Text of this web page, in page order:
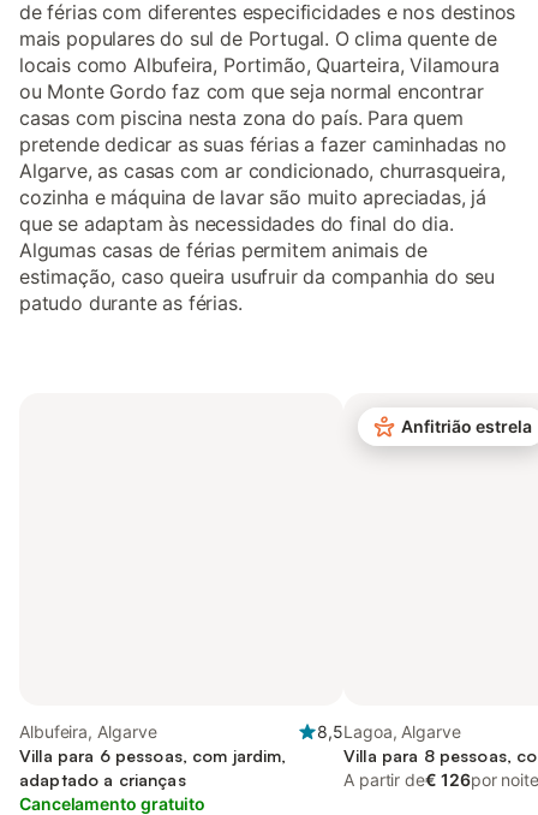
de férias com diferentes especificidades e nos destinos
mais populares do sul de Portugal. O clima quente de
locais como Albufeira, Portimão, Quarteira, Vilamoura
ou Monte Gordo faz com que seja normal encontrar
casas com piscina nesta zona do país. Para quem
pretende dedicar as suas férias a fazer caminhadas no
Algarve, as casas com ar condicionado, churrasqueira,
cozinha e máquina de lavar são muito apreciadas, já
que se adaptam às necessidades do final do dia.
Algumas casas de férias permitem animais de
estimação, caso queira usufruir da companhia do seu
patudo durante as férias.
Albufeira, Algarve
8,5
Villa para 6 pessoas, com jardim,
adaptado a crianças
Cancelamento gratuito
Anfitrião estrela
Lagoa, Algarve
Villa para 8 pessoas,
A partir de€ 126por noite